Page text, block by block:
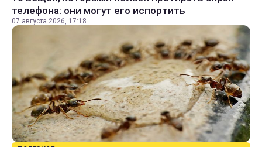
телефона: они могут его испортить
07 августа 2026, 17:18